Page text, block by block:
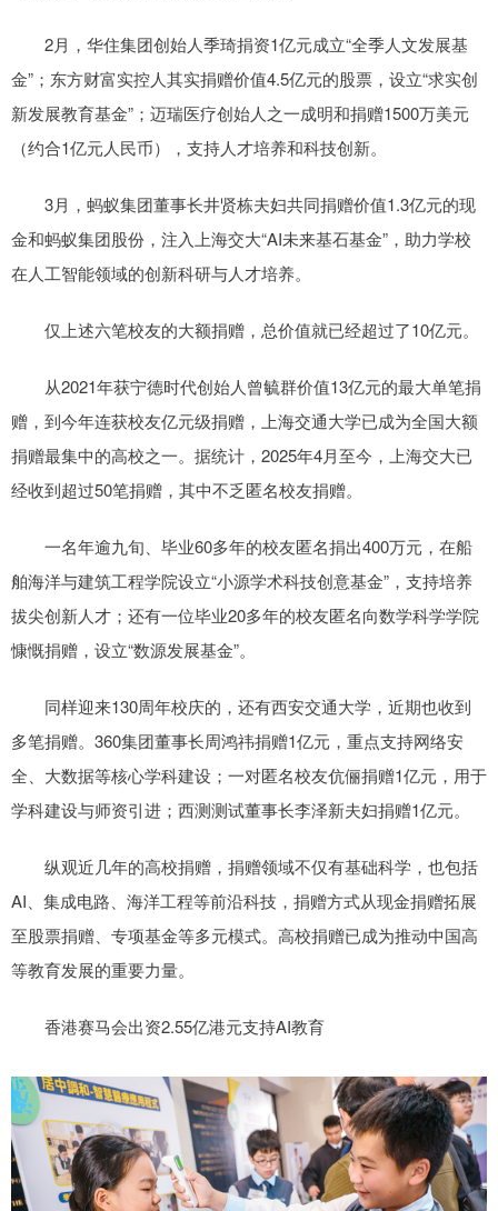
2月，华住集团创始人季琦捐资1亿元成立“全季人文发展基
金”；东方财富实控人其实捐赠价值4.5亿元的股票，设立“求实创
新发展教育基金”；迈瑞医疗创始人之一成明和捐赠1500万美元
（约合1亿元人民币），支持人才培养和科技创新。
3月，蚂蚁集团董事长井贤栋夫妇共同捐赠价值1.3亿元的现
金和蚂蚁集团股份，注入上海交大“AI未来基石基金”，助力学校
在人工智能领域的创新科研与人才培养。
仅上述六笔校友的大额捐赠，总价值就已经超过了10亿元。
从2021年获宁德时代创始人曾毓群价值13亿元的最大单笔捐
赠，到今年连获校友亿元级捐赠，上海交通大学已成为全国大额
捐赠最集中的高校之一。据统计，2025年4月至今，上海交大已
经收到超过50笔捐赠，其中不乏匿名校友捐赠。
一名年逾九旬、毕业60多年的校友匿名捐出400万元，在船
舶海洋与建筑工程学院设立“小源学术科技创意基金”，支持培养
拔尖创新人才；还有一位毕业20多年的校友匿名向数学科学学院
慷慨捐赠，设立“数源发展基金”。
同样迎来130周年校庆的，还有西安交通大学，近期也收到
多笔捐赠。360集团董事长周鸿祎捐赠1亿元，重点支持网络安
全、大数据等核心学科建设；一对匿名校友伉俪捐赠1亿元，用于
学科建设与师资引进；西测测试董事长李泽新夫妇捐赠1亿元。
纵观近几年的高校捐赠，捐赠领域不仅有基础科学，也包括
AI、集成电路、海洋工程等前沿科技，捐赠方式从现金捐赠拓展
至股票捐赠、专项基金等多元模式。高校捐赠已成为推动中国高
等教育发展的重要力量。
香港赛马会出资2.55亿港元支持AI教育